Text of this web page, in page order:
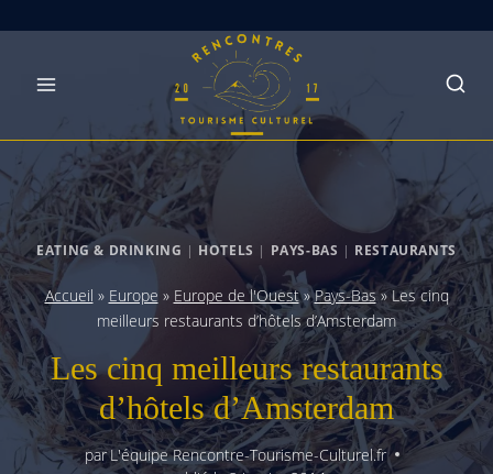
EATING & DRINKING | HOTELS | PAYS-BAS | RESTAURANTS
Accueil » Europe » Europe de l'Ouest»Pays-Bas» Les cinq
meilleurs restaurants d’hôtels d’Amsterdam
Les cinq meilleurs restaurants
d’hôtels d’Amsterdam
parL'équipe Rencontre-Tourisme-Culturel.fr